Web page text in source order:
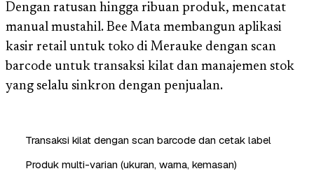
Dengan ratusan hingga ribuan produk, mencatat
manual mustahil. Bee Mata membangun aplikasi
kasir retail untuk toko di Merauke dengan scan
barcode untuk transaksi kilat dan manajemen stok
yang selalu sinkron dengan penjualan.
Transaksi kilat dengan scan barcode dan cetak label
Produk multi-varian (ukuran, warna, kemasan)